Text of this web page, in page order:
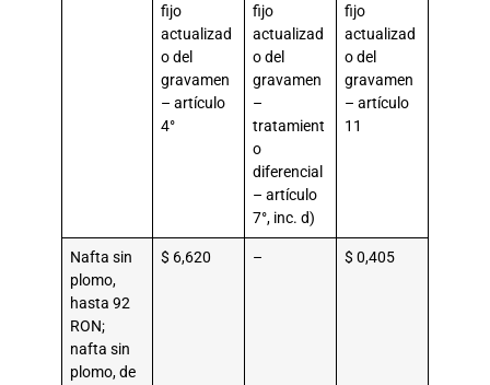
fijo
actualizad
o del
gravamen
– artículo
4°
fijo
actualizad
o del
gravamen
–
tratamient
o
diferencial
– artículo
7°, inc. d)
fijo
actualizad
o del
gravamen
– artículo
11
Nafta sin
plomo,
hasta 92
RON;
nafta sin
plomo, de
$ 6,620 – $ 0,405